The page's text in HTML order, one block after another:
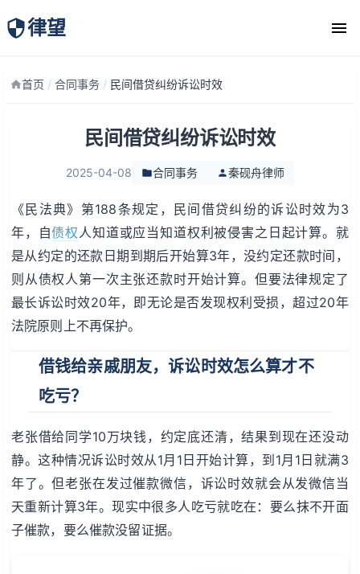
律望
律师团队
首页 / 合同事务 / 民间借贷纠纷诉讼时效
民间借贷纠纷诉讼时效
2025-04-08 合同事务 秦砚舟律师
《民法典》第188条规定，民间借贷纠纷的诉讼时效为3
年，自债权人知道或应当知道权利被侵害之日起计算。就
是从约定的还款日期到期后开始算3年，没约定还款时间，
则从债权人第一次主张还款时开始计算。但要法律规定了
最长诉讼时效20年，即无论是否发现权利受损，超过20年
法院原则上不再保护。
借钱给亲戚朋友，诉讼时效怎么算才不
吃亏？
老张借给同学10万块钱，约定底还清，结果到现在还没动
静。这种情况诉讼时效从1月1日开始计算，到1月1日就满3
年了。但老张在发过催款微信，诉讼时效就会从发微信当
天重新计算3年。现实中很多人吃亏就吃在：要么抹不开面
子催款，要么催款没留证据。